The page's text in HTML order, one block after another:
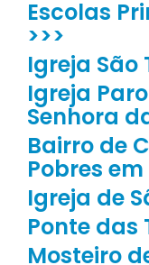
Escolas
>>>
Igreja São
Igreja
Senhora
Bairro de
Pobres em
Igreja de
Ponte das
Mosteiro